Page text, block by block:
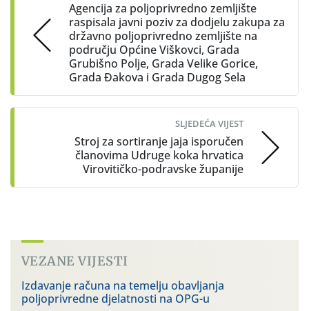
Agencija za poljoprivredno zemljište
raspisala javni poziv za dodjelu zakupa za
državno poljoprivredno zemljište na
području Općine Viškovci, Grada
Grubišno Polje, Grada Velike Gorice,
Grada Đakova i Grada Dugog Sela
SLJEDEĆA VIJEST
Stroj za sortiranje jaja isporučen
članovima Udruge koka hrvatica
Virovitičko-podravske županije
VEZANE VIJESTI
Izdavanje računa na temelju obavljanja
poljoprivredne djelatnosti na OPG-u